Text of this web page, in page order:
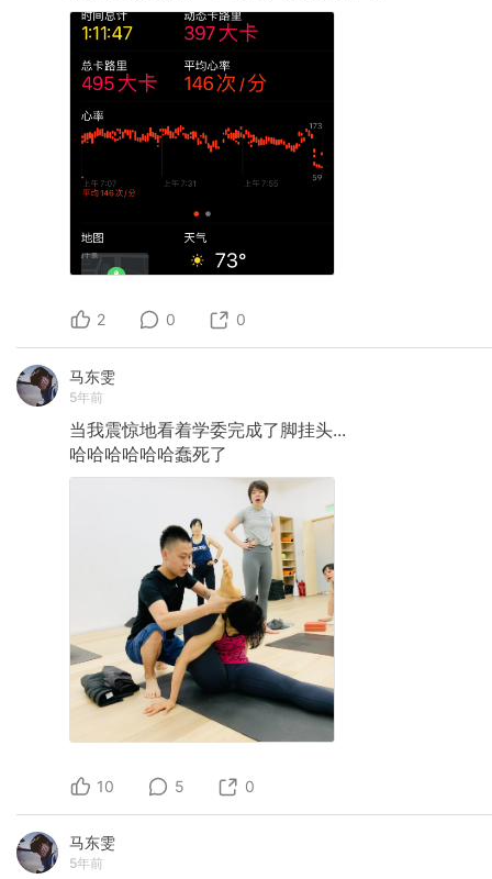
2 0 0
马东雯
5年前
当我震惊地看着学委完成了脚挂头...
哈哈哈哈哈哈蠢死了
10 5 0
马东雯
5年前